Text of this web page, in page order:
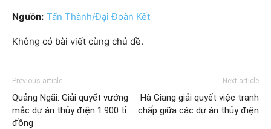
Nguồn: Tấn Thành/Đại Đoàn Kết
Không có bài viết cùng chủ đề.
Previous article
Quảng Ngãi: Giải quyết vướng
mắc dự án thủy điện 1.900 tỉ
đồng
Next article
Hà Giang giải quyết việc tranh
chấp giữa các dự án thủy điện